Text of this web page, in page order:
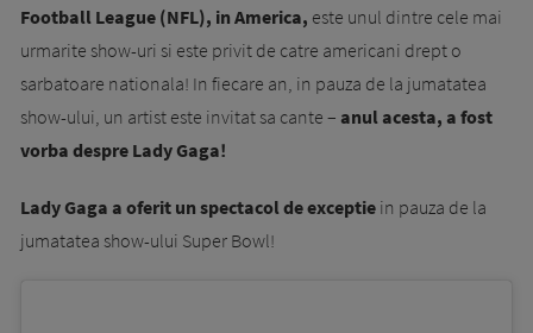
Football League (NFL), in America, este unul dintre cele mai
urmarite show-uri si este privit de catre americani drept o
sarbatoare nationala! In fiecare an, in pauza de la jumatatea
show-ului, un artist este invitat sa cante – anul acesta, a fost
vorba despre Lady Gaga!
Lady Gaga a oferit un spectacol de exceptie in pauza de la
jumatatea show-ului Super Bowl!